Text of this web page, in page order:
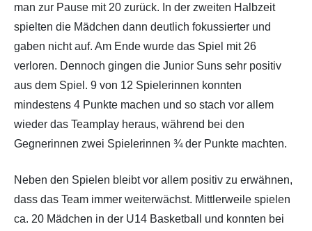
man zur Pause mit 20 zurück. In der zweiten Halbzeit
spielten die Mädchen dann deutlich fokussierter und
gaben nicht auf. Am Ende wurde das Spiel mit 26
verloren. Dennoch gingen die Junior Suns sehr positiv
aus dem Spiel. 9 von 12 Spielerinnen konnten
mindestens 4 Punkte machen und so stach vor allem
wieder das Teamplay heraus, während bei den
Gegnerinnen zwei Spielerinnen ¾ der Punkte machten.
Neben den Spielen bleibt vor allem positiv zu erwähnen,
dass das Team immer weiterwächst. Mittlerweile spielen
ca. 20 Mädchen in der U14 Basketball und konnten bei